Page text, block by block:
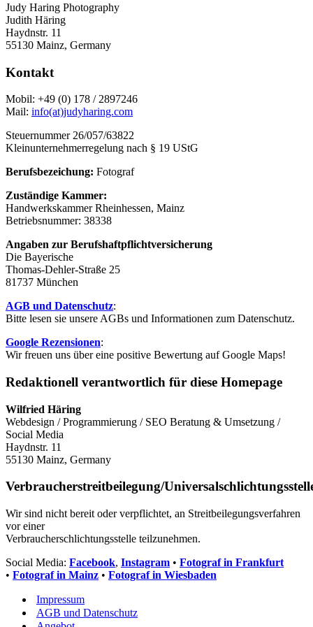
Judy Haring Photography
Judith Häring
Haydnstr. 11
55130 Mainz, Germany
Kontakt
Mobil: +49 (0) 178 / 2897246
Mail: info(at)judyharing.com
Steuernummer 26/057/63822
Kleinunternehmerregelung nach § 19 UStG
Berufsbezeichung: Fotograf
Zuständige Kammer:
Handwerkskammer Rheinhessen, Mainz
Betriebsnummer: 38338
Angaben zur Berufshaftpflichtversicherung
Die Bayerische
Thomas-Dehler-Straße 25
81737 München
AGB und Datenschutz:
Bitte lesen sie unsere AGBs und Informationen zum Datenschutz.
Google Rezensionen:
Wir freuen uns über eine positive Bewertung auf Google Maps!
Redaktionell verantwortlich für diese Homepage
Wilfried Häring
Webdesign / Programmierung / SEO Beratung & Umsetzung /
Social Media
Haydnstr. 11
55130 Mainz, Germany
Verbraucherstreitbeilegung/
Wir sind nicht bereit oder verpflichtet, an Streitbeilegungsverfahren
vor einer
Verbraucherschlichtungsstelle teilzunehmen.
Social Media: Facebook, Instagram • Fotograf in Frankfurt
• Fotograf in Mainz • Fotograf in Wiesbaden
Impressum
AGB und Datenschutz